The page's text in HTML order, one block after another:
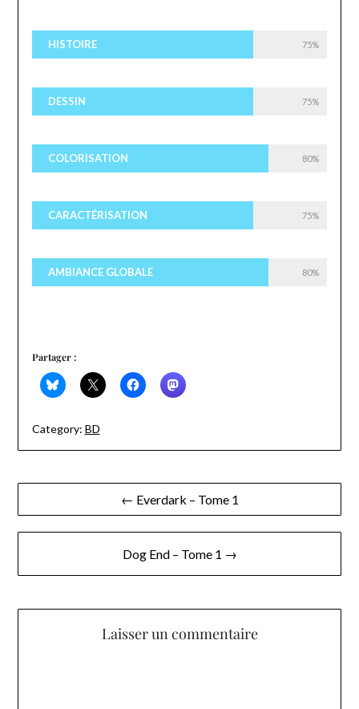
HISTOIRE 75%
DESSIN 75%
COLORISATION 80%
CARACTÉRISATION 75%
AMBIANCE GLOBALE 80%
Partager :
Category: BD
Navigation
de
← Everdark – Tome 1
Dog End – Tome 1 →
Laisser un commentaire